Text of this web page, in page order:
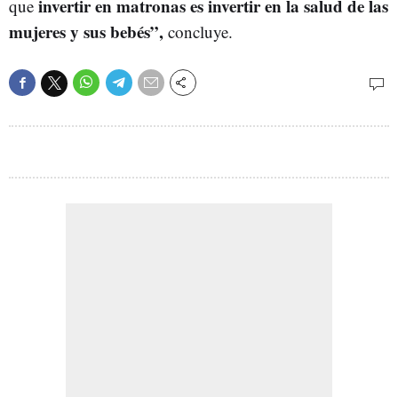
que invertir en matronas es invertir en la salud de las
mujeres y sus bebés”, concluye.